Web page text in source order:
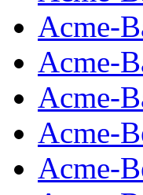
Acme-
Acme-
Acme-
Acme-
Acme-